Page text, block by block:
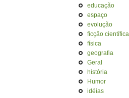
educação
espaço
evolução
ficção científica
física
geografia
Geral
história
Humor
idéias